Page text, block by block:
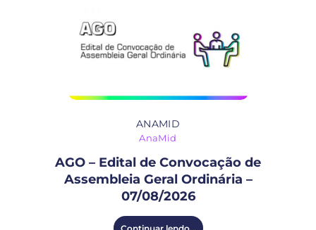
ANAMID
AnaMid
AGO – Edital de Convocação de
Assembleia Geral Ordinária –
07/08/2026